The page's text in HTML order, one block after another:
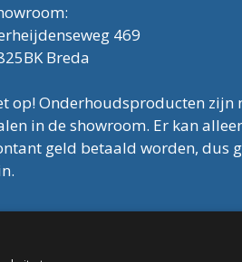
469
Breda
op! Onderhoudsproducten zijn
in de showroom. Er kan
geld betaald worden, dus
076-3030554